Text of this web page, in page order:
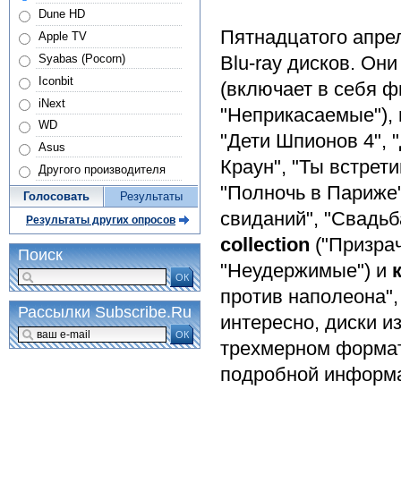
Пятнадцатого
Blu-ray дисков.
(включает в себя
"Неприкасаемые"),
"Дети Шпионов 4",
Краун", "Ты
"Полночь в
свиданий",
collection
"Неудержимые") и
против
интересно, диски
трехмерном
подробной
Dune HD
Apple TV
Syabas (Pocorn)
Iconbit
iNext
WD
Asus
Другого производителя
Голосовать Результаты
Результаты других опросов
Поиск
ОК
Рассылки Subscribe.Ru
ОК